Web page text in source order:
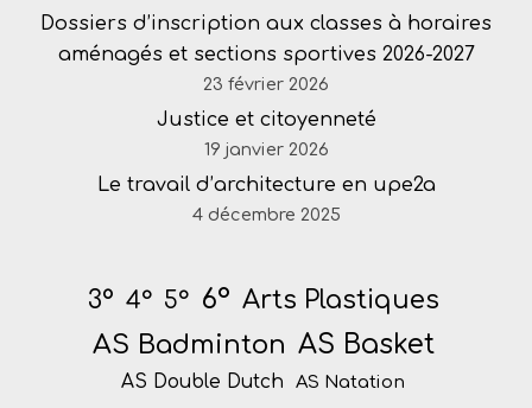
Dossiers d’inscription aux classes à horaires
aménagés et sections sportives 2026-2027
23 février 2026
Justice et citoyenneté
19 janvier 2026
Le travail d’architecture en upe2a
4 décembre 2025
3° 4° 5° 6° Arts Plastiques
AS Badminton AS Basket
AS Double Dutch AS Natation